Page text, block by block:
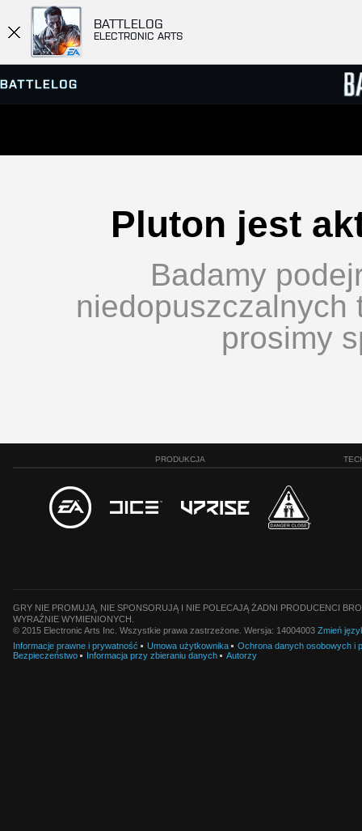
BATTLELOG
ELECTRONIC ARTS
Pluton jest
Badamy
niedopuszczalnych
prosimy
PRODUKCJA
GRY NIE PROMUJĄ, NIE SPONSORUJĄ I NIE POLECAJĄ ŻADNI PRODUCENCI
WYRAŹNIE WYMIENIONYCH.
© 2015 Electronic Arts Inc. Wszystkie prawa zastrzeżone. Wersja: 14004003 Zmień
Informacje prawne i prywatność
Umowa użytkownika
Ochrona danych osobowych i
Bezpieczeństwo
Informacja przy zbieraniu danych Autorzy